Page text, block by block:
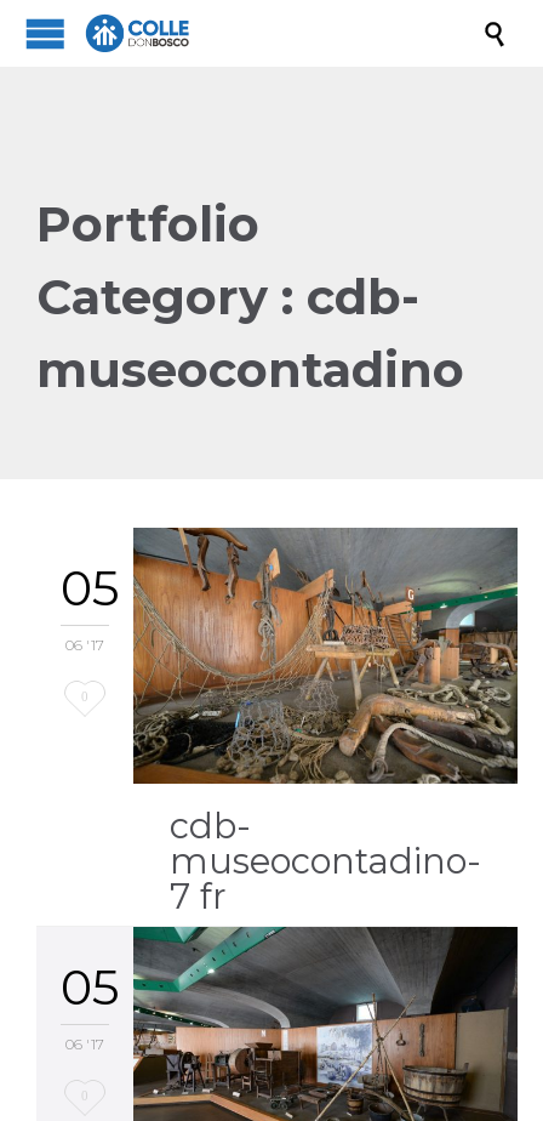

Portfolio
Category : cdb-
museocontadino
05
06 '17
Love
0
cdb-
museocontadino-
7 fr
05
06 '17
Love
0